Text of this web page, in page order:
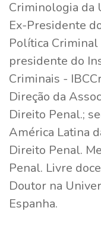
Criminologia da
Ex-Presidente
Política
presidente do
Criminais -
Direção da
Direito Penal.;
América Latina
Direito Penal.
Penal. Livre
Doutor na
Espanha.